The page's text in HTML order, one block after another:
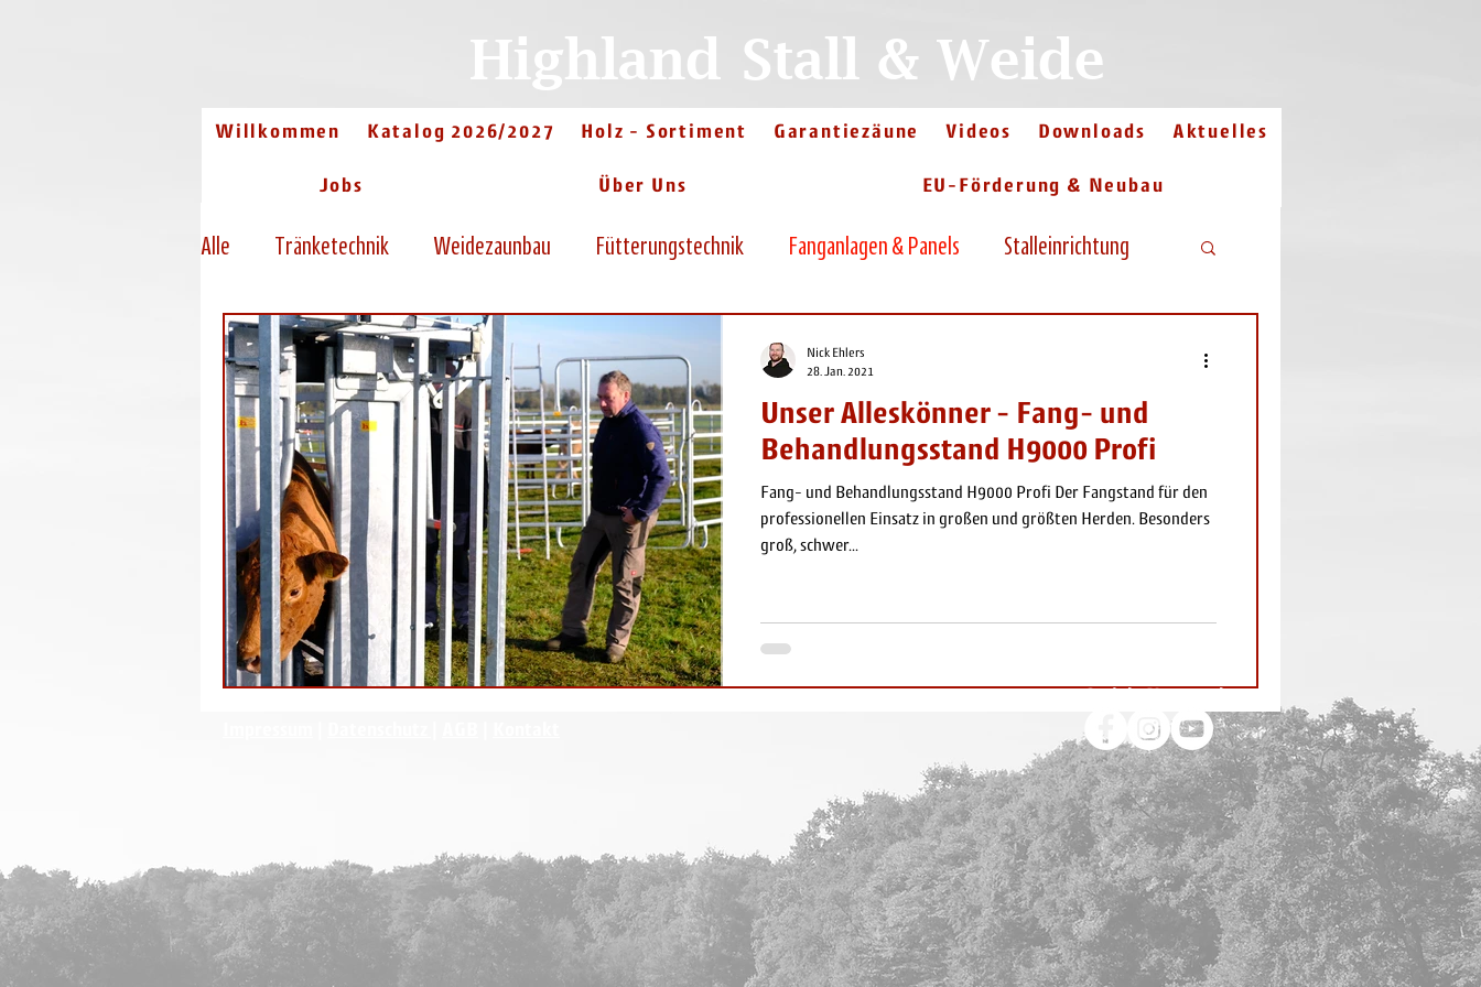
Highland Stall & Weide
Willkommen Katalog 2026/2027 Holz - Sortiment Garantiezäune Videos Downloads Aktuelles
Jobs Über Uns EU-Förderung & Neubau
Alle Tränketechnik Weidezaunbau Fütterungstechnik Fanganlagen & Panels Stalleinrichtung
Unser Alleskönner - Fang- und
Behandlungsstand H9000 Profi
Fang- und Behandlungsstand H9000 Profi Der Fangstand für den
professionellen Einsatz in großen und größten Herden. Besonders
groß, schwer...
Nick Ehlers
28. Jan. 2021
Soziale Netzwerke